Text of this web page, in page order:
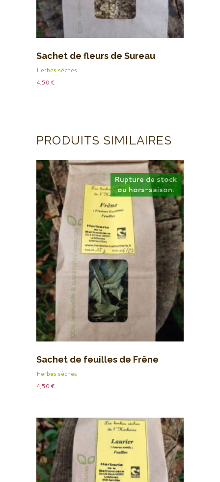
Sachet de fleurs de Sureau
Herbes sèches
4,50€
PRODUITS SIMILAIRES
Rupture de stock
ou hors-saison.
Sachet de feuilles de Frêne
Herbes sèches
4,50€